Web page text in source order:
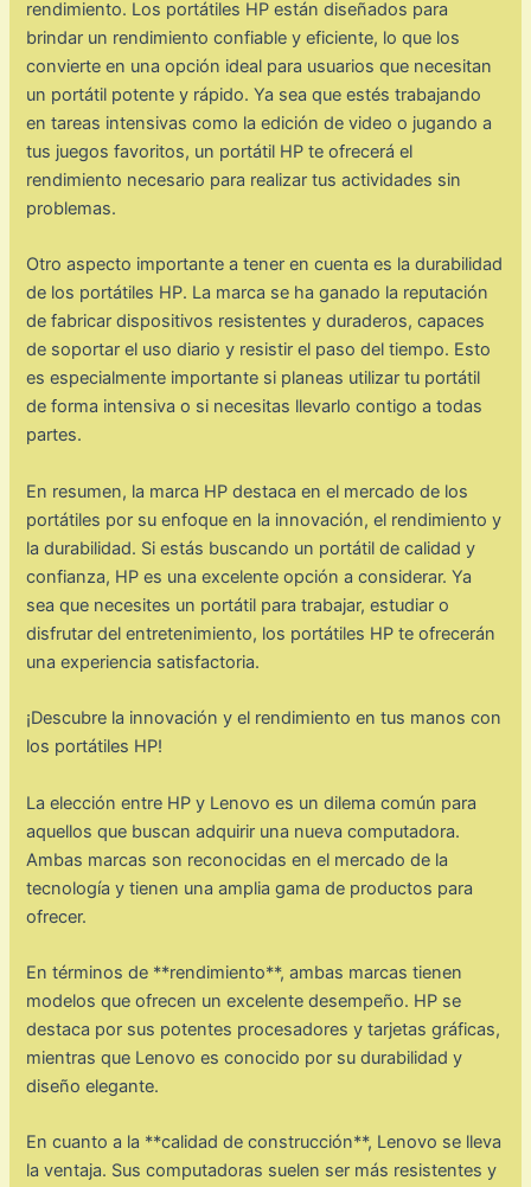
rendimiento. Los portátiles HP están diseñados para
brindar un rendimiento confiable y eficiente, lo que los
convierte en una opción ideal para usuarios que necesitan
un portátil potente y rápido. Ya sea que estés trabajando
en tareas intensivas como la edición de video o jugando a
tus juegos favoritos, un portátil HP te ofrecerá el
rendimiento necesario para realizar tus actividades sin
problemas.
Otro aspecto importante a tener en cuenta es la durabilidad
de los portátiles HP. La marca se ha ganado la reputación
de fabricar dispositivos resistentes y duraderos, capaces
de soportar el uso diario y resistir el paso del tiempo. Esto
es especialmente importante si planeas utilizar tu portátil
de forma intensiva o si necesitas llevarlo contigo a todas
partes.
En resumen, la marca HP destaca en el mercado de los
portátiles por su enfoque en la innovación, el rendimiento y
la durabilidad. Si estás buscando un portátil de calidad y
confianza, HP es una excelente opción a considerar. Ya
sea que necesites un portátil para trabajar, estudiar o
disfrutar del entretenimiento, los portátiles HP te ofrecerán
una experiencia satisfactoria.
¡Descubre la innovación y el rendimiento en tus manos con
los portátiles HP!
La elección entre HP y Lenovo es un dilema común para
aquellos que buscan adquirir una nueva computadora.
Ambas marcas son reconocidas en el mercado de la
tecnología y tienen una amplia gama de productos para
ofrecer.
En términos de **rendimiento**, ambas marcas tienen
modelos que ofrecen un excelente desempeño. HP se
destaca por sus potentes procesadores y tarjetas gráficas,
mientras que Lenovo es conocido por su durabilidad y
diseño elegante.
En cuanto a la **calidad de construcción**, Lenovo se lleva
la ventaja. Sus computadoras suelen ser más resistentes y